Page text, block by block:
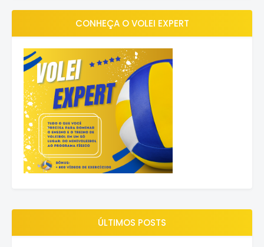
CONHEÇA O VOLEI EXPERT
ÚLTIMOS POSTS